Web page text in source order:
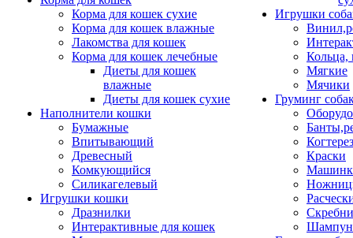
Корма для кошек сухие
Корма для кошек влажные
Лакомства для кошек
Корма для кошек лечебные
Диеты для кошек
влажные
Диеты для кошек сухие
Наполнители кошки
Бумажные
Впитывающий
Древесный
Комкующийся
Силикагелевый
Игрушки кошки
Дразнилки
Интерактивные для кошек
Игрушки
Кольца,
Мягкие
Мячики
Груминг
Краски